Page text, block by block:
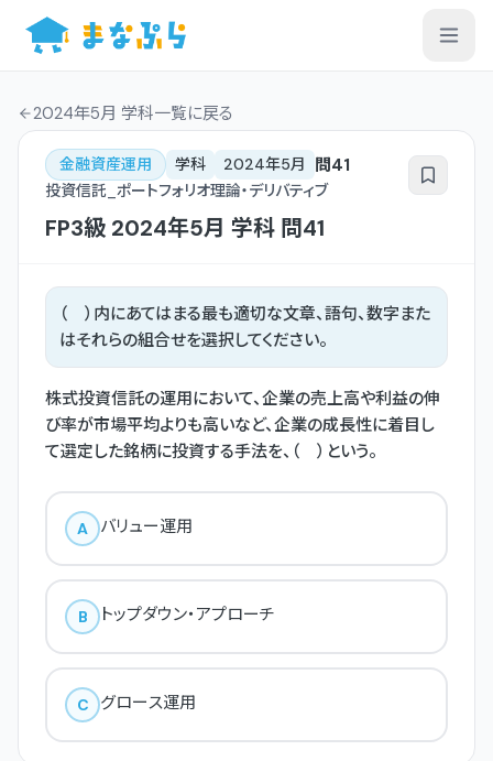
2024年5月 学科一覧に戻る
金融資産運用 学科 2024年5月 問41
投資信託_ポートフォリオ理論・デリバティブ
FP3級 2024年5月 学科 問41
（ ）内にあてはまる最も適切な文章、語句、数字また
はそれらの組合せを選択してください。
株式投資信託の運用において、企業の売上高や利益の伸
び率が市場平均よりも高いなど、企業の成長性に着目し
て選定した銘柄に投資する手法を、（ ）という。
A バリュー運用
B トップダウン・アプローチ
C グロース運用